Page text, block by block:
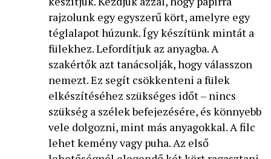
rajzolunk egy egyszerű kört, amelyre egy
téglalapot húzunk. Így készítünk mintát a
fülekhez. Lefordítjuk az anyagba. A
szakértők azt tanácsolják, hogy válasszon
nemezt. Ez segít csökkenteni a fülek
elkészítéséhez szükséges időt – nincs
szükség a szélek befejezésére, és könnyebb
vele dolgozni, mint más anyagokkal. A filc
lehet kemény vagy puha. Az első